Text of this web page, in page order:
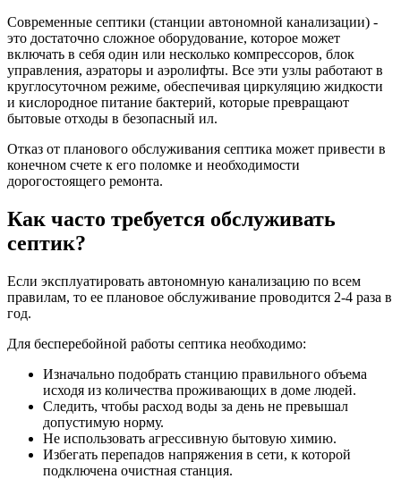
Современные септики (станции автономной канализации) -
это достаточно сложное оборудование, которое может
включать в себя один или несколько компрессоров, блок
управления, аэраторы и аэролифты. Все эти узлы работают в
круглосуточном режиме, обеспечивая циркуляцию жидкости
и кислородное питание бактерий, которые превращают
бытовые отходы в безопасный ил.
Отказ от планового обслуживания септика может привести в
конечном счете к его поломке и необходимости
дорогостоящего ремонта.
Как часто требуется обслуживать
септик?
Если эксплуатировать автономную канализацию по всем
правилам, то ее плановое обслуживание проводится 2-4 раза в
год.
Для бесперебойной работы септика необходимо:
Изначально подобрать станцию правильного объема
исходя из количества проживающих в доме людей.
Следить, чтобы расход воды за день не превышал
допустимую норму.
Не использовать агрессивную бытовую химию.
Избегать перепадов напряжения в сети, к которой
подключена очистная станция.